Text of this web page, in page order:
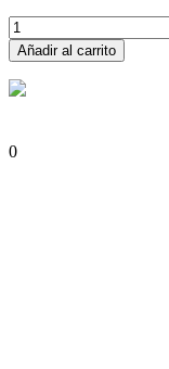
Añadir al carrito
0